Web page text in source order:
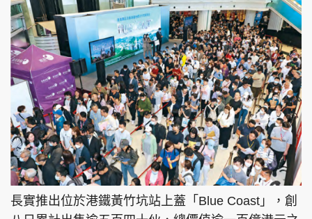
長實推出位於港鐵黃竹坑站上蓋「Blue Coast」，創